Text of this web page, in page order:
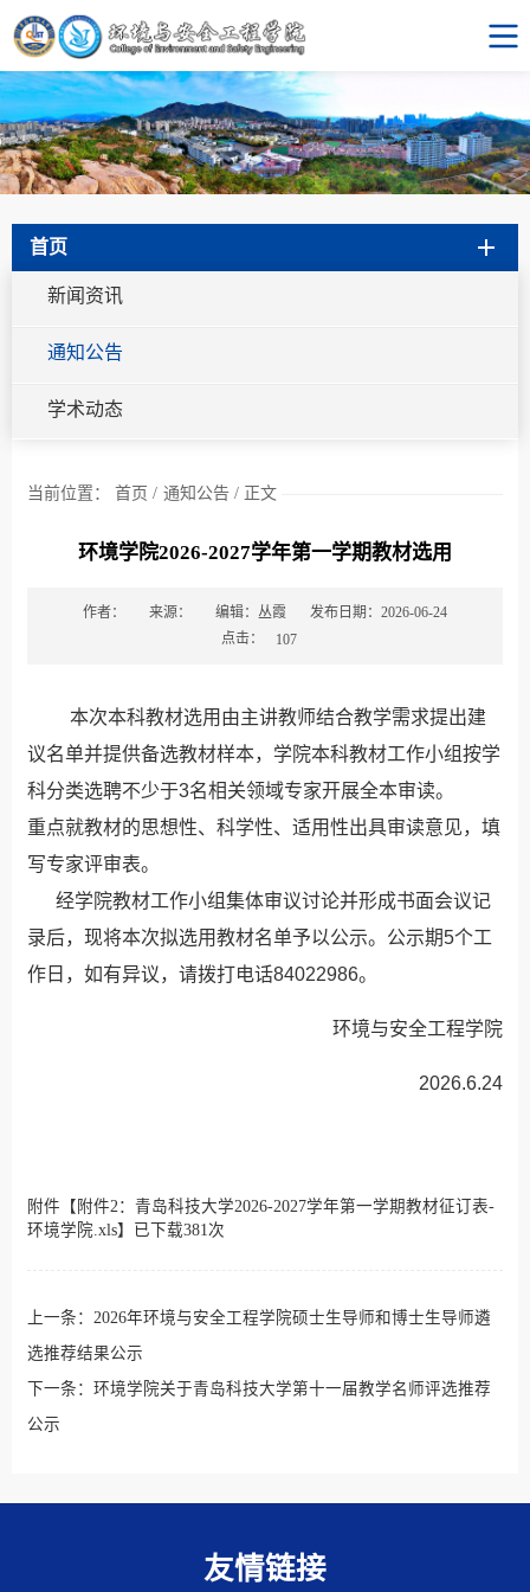
首页
新闻资讯
通知公告
学术动态
当前位置： 首页 / 通知公告 / 正文
环境学院2026-2027学年第一学期教材选用
作者： 来源： 编辑：丛霞
发布日期：2026-06-24
点击：
107
本次本科教材选用由主讲教师结合教学需求提出建
议名单并提供备选教材样本，学院本科教材工作小组按学
科分类选聘不少于3名相关领域专家开展全本审读。
重点就教材的思想性、科学性、适用性出具审读意见，填
写专家评审表。
经学院教材工作小组集体审议讨论并形成书面会议记
录后，现将本次拟选用教材名单予以公示。公示期5个工
作日，如有异议，请拨打电话84022986。
环境与安全工程学院
2026.6.24
附件【 附件2：青岛科技大学2026-2027学年第一学期教材征订表-
环境学院.xls】已下载381次
上一条： 2026年环境与安全工程学院硕士生导师和博士生导师遴
选推荐结果公示
下一条： 环境学院关于青岛科技大学第十一届教学名师评选推荐
公示
友情链接